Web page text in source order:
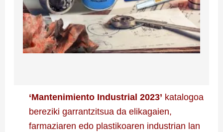
‘Mantenimiento Industrial 2023’ katalogoa
bereziki garrantzitsua da elikagaien,
farmaziaren edo plastikoaren industrian lan